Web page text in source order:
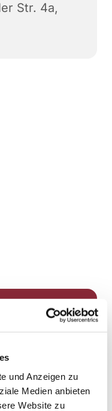
und Anzeigen zu
Medien anbieten
Website zu
Str. 4a,
auch